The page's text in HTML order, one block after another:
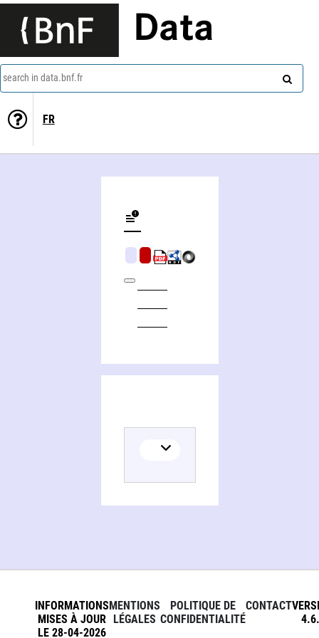
Data
search in data.bnf.fr
FR
INFORMATIONS
MISES À JOUR
LE 28-04-2026
MENTIONS
LÉGALES
POLITIQUE DE
CONFIDENTIALITÉ
CONTACT